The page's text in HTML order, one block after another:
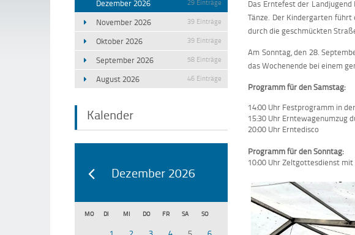
Dezember 2026 29 Einträge
November 2026 39 Einträge
Oktober 2026 39 Einträge
September 2026 58 Einträge
August 2026 46 Einträge
Kalender
Dezember 2026
MO DI MI DO FR SA SO
Das Erntefest der
Tänze. Der Kindergarten
durch die geschmückten
Am Sonntag, den 28.
das Wochenende bei einem
Programm für den Samstag:
14:00 Uhr Festprogramm in
15:30 Uhr Erntewagenumzug
20:00 Uhr Erntedisco
Programm für den Sonntag:
10:00 Uhr Zeltgottesdienst